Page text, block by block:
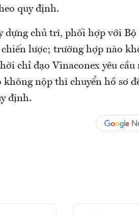
quy định.
dựng chủ trì, phối hợp với
chiến lược; trường hợp nào
chỉ đạo Vinaconex yêu
nộp thì chuyển hồ sơ
định.